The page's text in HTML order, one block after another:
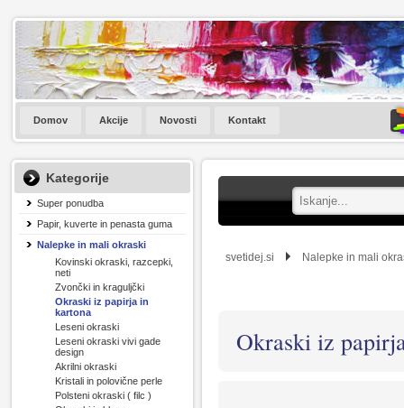
Domov Akcije Novosti Kontakt
Kategorije
Super ponudba
Papir, kuverte in penasta guma
Nalepke in mali okraski
Kovinski okraski, razcepki,
neti
Zvončki in kraguljčki
Okraski iz papirja in
kartona
Leseni okraski
Leseni okraski vivi gade
design
Akrilni okraski
Kristali in polovične perle
Polsteni okraski ( filc )
svetidej.si Nalepke in mali
Okraski iz